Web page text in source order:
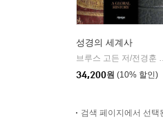
성경의 세계사
브루스
34,200원 (10% 할인)
검색 페이지에서 선